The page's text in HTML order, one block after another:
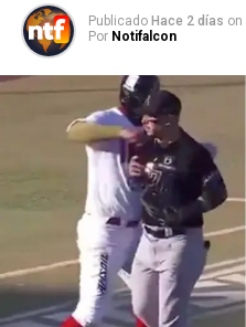
Publicado Hace 2 días on
Por Notifalcon